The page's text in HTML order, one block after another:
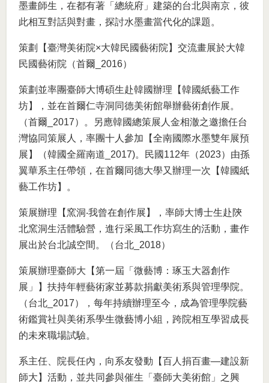
墨畫師生，在都有著「總統府」建築的台北與南京，彼
此相互對話與對畫，探討水墨畫當代化的課題。
策劃【臺灣美術院×大韓民國藝術院】交流畫展於大韓
民國藝術院（首爾_2016）
策劃並率團臺師大博碩生赴韓國辦理【韓國紙藝工作
坊】，並在首爾仁寺洞同德美術館舉辦藝術創作展。
（首爾_2017）。另應韓國總策展人金相澈之邀擔任台
灣協同策展人，率團十人參加【全南國際水墨雙年展預
展】（韓國全羅南道_2017)。民國112年（2023）由孫
翼華系主任帶領，在首爾同德大學又辦理一次【韓國紙
藝工作坊】。
策展辦理【窯洞‧我曾在創作展】，率師大博士生赴陝
北窯洞生活體驗營，進行采風工作坊寫生的活動，畫作
展出於台北誠空間。（台北_2018）
策展辦理臺師大【第一屆「微藝博：琢玉大器創作
展」】扶持年輕藝術家並募款捐獻美術系與管理學院。
（台北_2017），每年持續辦理至今，成為管理學院藝
術鑑賞社與美術系學生微藝博小組，跨院相互學習成長
的未來職場試驗。
系主任、院長任內，向系友發動【百人捐百畫―建設新
師大】活動，並共同參與催生「臺師大美術館」之興